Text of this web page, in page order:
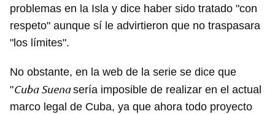
problemas en la Isla y dice haber sido tratado "con
respeto" aunque sí le advirtieron que no traspasara
"los límites".
No obstante, en la web de la serie se dice que
"Cuba Suenasería imposible de realizar en el actual
marco legal de Cuba, ya que ahora todo proyecto